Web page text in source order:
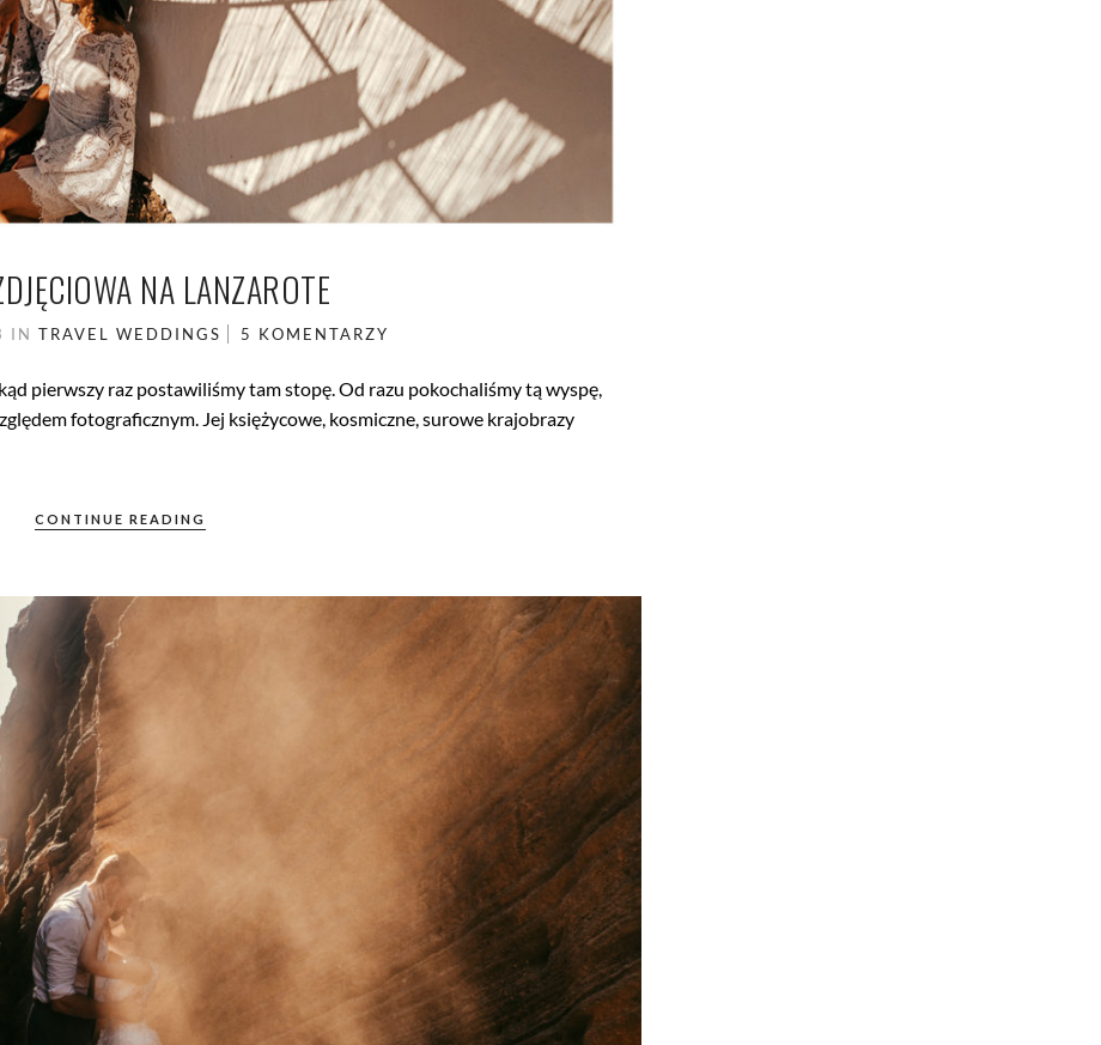
NA LANZAROTE
IN TRAVEL WEDDINGS 5 KOMENTARZY
pierwszy raz postawiliśmy tam stopę. Od razu pokochaliśmy tą wyspę,
fotograficznym. Jej księżycowe, kosmiczne, surowe krajobrazy
CONTINUE READING